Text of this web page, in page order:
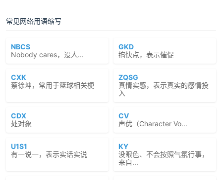
常见网络用语缩写
NBCS
Nobody cares，没人...
GKD
搞快点，表示催促
CXK
蔡徐坤，常用于篮球相关梗
ZQSG
真情实感，表示真实的感情投
入
CDX
处对象
CV
声优（Character Vo...
U1S1
有一说一，表示实话实说
KY
没眼色、不会按照气氛行事，
来自...